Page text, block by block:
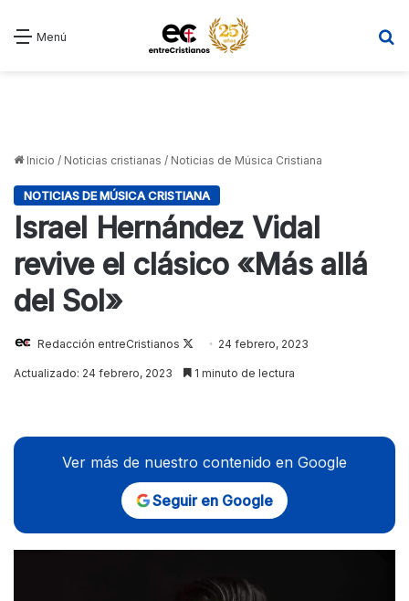
Menú
Inicio / Noticias cristianas / Noticias de Música Cristiana
NOTICIAS DE MÚSICA CRISTIANA
Israel Hernández Vidal
revive el clásico «Más allá
del Sol»
Redacción entreCristianos
Follow24 febrero, 2023
Actualizado: 24 febrero, 2023 1 minuto de lectura
Ver más de nuestro contenido en Google
Seguir en Google